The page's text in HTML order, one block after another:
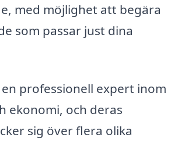
med möjlighet att begära
som passar just dina
professionell expert inom
ekonomi, och deras
sig över flera olika